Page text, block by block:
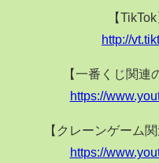
【
http://
【一番くじ関連
https://
【クレーンゲーム
https://